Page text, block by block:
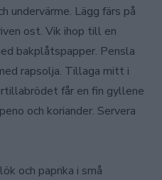
undervärme. Lägg färs på
ost. Vik ihop till en
bakplåtspapper. Pensla
rapsolja. Tillaga mitt i
får en fin gyllene
och koriander. Servera
och paprika i små